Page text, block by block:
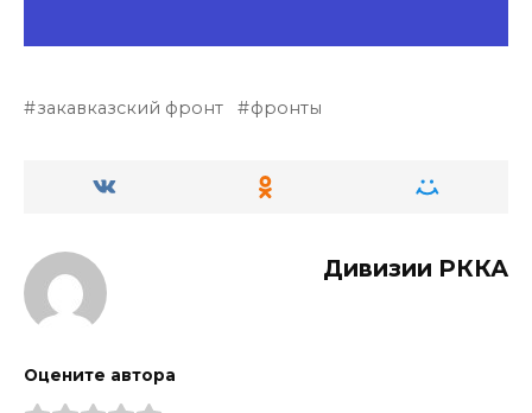
закавказский фронт фронты
Дивизии РККА
Оцените автора